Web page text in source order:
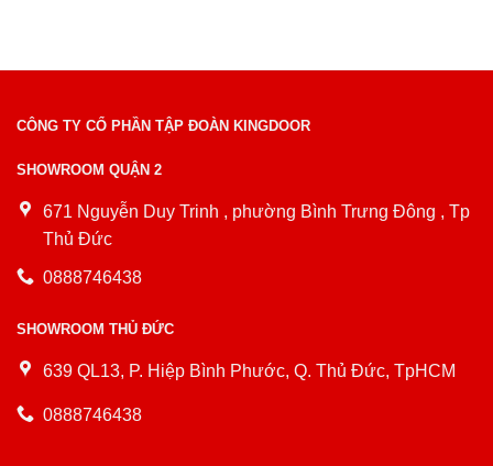
CÔNG TY CỔ PHẦN TẬP ĐOÀN KINGDOOR
SHOWROOM QUẬN 2
671 Nguyễn Duy Trinh , phường Bình Trưng Đông , Tp
Thủ Đức
0888746438
SHOWROOM THỦ ĐỨC
639 QL13, P. Hiệp Bình Phước, Q. Thủ Đức, TpHCM
0888746438